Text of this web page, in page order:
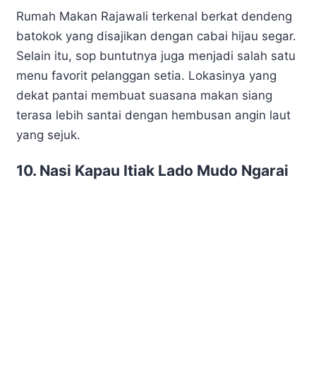
Rumah Makan Rajawali terkenal berkat dendeng
batokok yang disajikan dengan cabai hijau segar.
Selain itu, sop buntutnya juga menjadi salah satu
menu favorit pelanggan setia. Lokasinya yang
dekat pantai membuat suasana makan siang
terasa lebih santai dengan hembusan angin laut
yang sejuk.
10. Nasi Kapau Itiak Lado Mudo Ngarai